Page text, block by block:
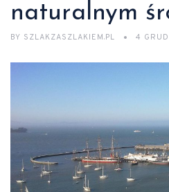
naturalnym
BY SZLAKZASZLAKIEM.PL 4